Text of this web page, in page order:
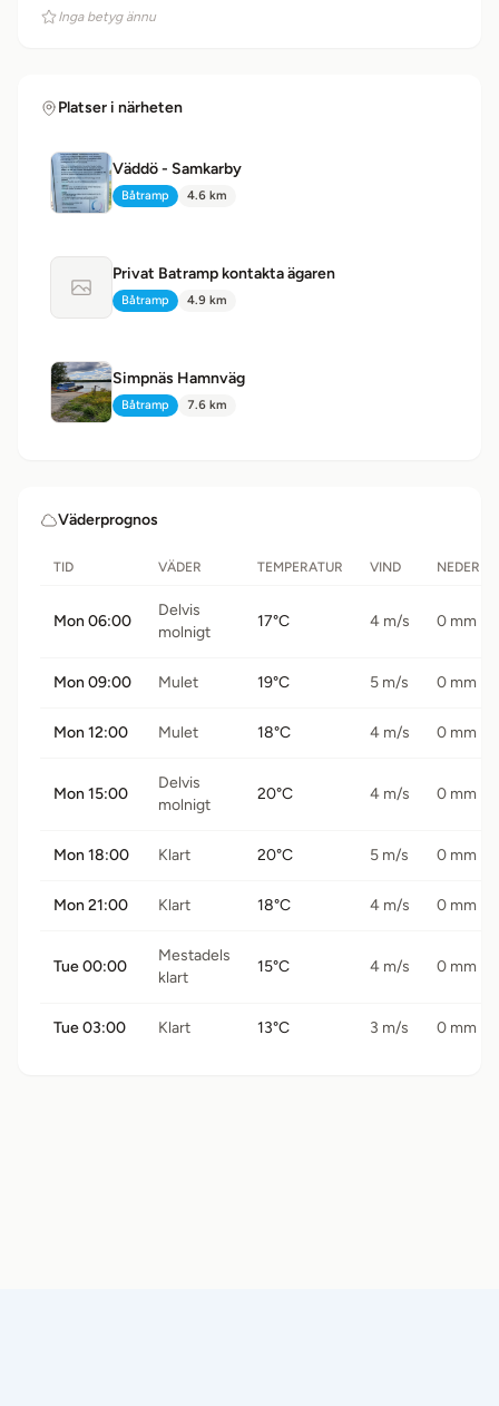
Inga betyg ännu
Platser i närheten
Väddö - Samkarby
Typ:
Båtramp Avstånd:
4.6 km
Ingen bild tillgänglig
Privat Batramp kontakta ägaren
Typ:
Båtramp Avstånd:
4.9 km
Simpnäs Hamnväg
Typ:
Båtramp Avstånd:
7.6 km
Väderprognos
TID VÄDER TEMPERATUR VIND
Mon 06:00
Delvis
molnigt
17°C 4 m/s 0 mm
Mon 09:00 Mulet 19°C 5 m/s 0 mm
Mon 12:00 Mulet 18°C 4 m/s 0 mm
Mon 15:00
Delvis
molnigt
20°C 4 m/s 0 mm
Mon 18:00 Klart 20°C 5 m/s 0 mm
Mon 21:00 Klart 18°C 4 m/s 0 mm
Tue 00:00
Mestadels
klart
15°C 4 m/s 0 mm
Tue 03:00 Klart 13°C 3 m/s 0 mm